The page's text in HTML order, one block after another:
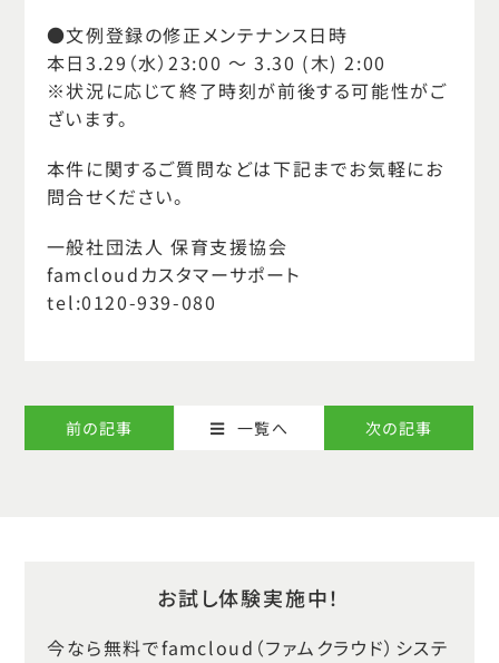
●文例登録の修正メンテナンス日時
本日3.29（水）23:00 ～ 3.30 (木) 2:00
※状況に応じて終了時刻が前後する可能性がご
ざいます。
本件に関するご質問などは下記までお気軽にお
問合せください。
一般社団法人 保育支援協会
famcloudカスタマーサポート
tel:0120-939-080
前の記事 一覧へ 次の記事
お試し体験実施中！
今なら無料でfamcloud（ファムクラウド）システ